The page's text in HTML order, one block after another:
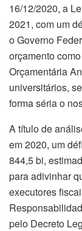
16/12/2020, a
2021, com um
o Governo
orçamento
Orçamentária
universitários,
forma séria o
A título de
em 2020, um
844,5 bi,
para adivinhar
executores
pelo Decreto